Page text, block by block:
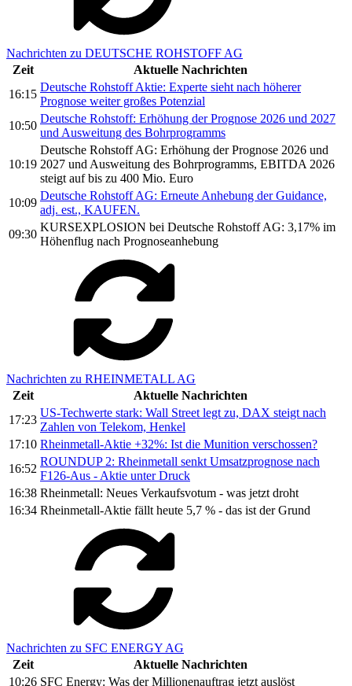
Nachrichten zu DEUTSCHE ROHSTOFF AG
Zeit
Aktuelle Nachrichten
16:15
Deutsche Rohstoff Aktie: Experte sieht nach höherer
Prognose weiter großes Potenzial
10:50
Deutsche Rohstoff: Erhöhung der Prognose 2026 und 2027
und Ausweitung des Bohrprogramms
10:19
Deutsche Rohstoff AG: Erhöhung der Prognose 2026 und
2027 und Ausweitung des Bohrprogramms, EBITDA 2026
steigt auf bis zu 400 Mio. Euro
10:09
Deutsche Rohstoff AG: Erneute Anhebung der Guidance,
adj. est., KAUFEN.
09:30
KURSEXPLOSION bei Deutsche Rohstoff AG: 3,17% im
Höhenflug nach Prognoseanhebung
Nachrichten zu RHEINMETALL AG
Zeit
Aktuelle Nachrichten
17:23
US-Techwerte stark: Wall Street legt zu, DAX steigt nach
Zahlen von Telekom, Henkel
17:10 Rheinmetall-Aktie +32%: Ist die Munition verschossen?
16:52
ROUNDUP 2: Rheinmetall senkt Umsatzprognose nach
F126-Aus - Aktie unter Druck
16:38 Rheinmetall: Neues Verkaufsvotum - was jetzt droht
16:34 Rheinmetall-Aktie fällt heute 5,7 % - das ist der Grund
Nachrichten zu SFC ENERGY AG
Zeit
Aktuelle Nachrichten
10:26 SFC Energy: Was der Millionenauftrag jetzt auslöst